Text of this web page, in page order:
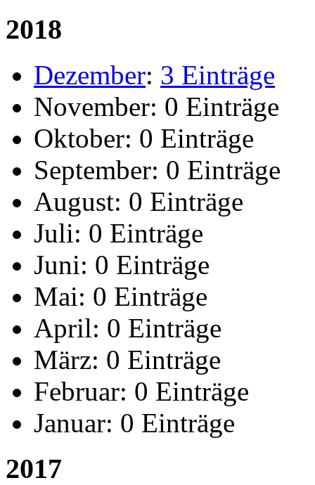
2018
Dezember: 3 Einträge
November: 0 Einträge
Oktober: 0 Einträge
September: 0 Einträge
August: 0 Einträge
Juli: 0 Einträge
Juni: 0 Einträge
Mai: 0 Einträge
April: 0 Einträge
März: 0 Einträge
Februar: 0 Einträge
Januar: 0 Einträge
2017